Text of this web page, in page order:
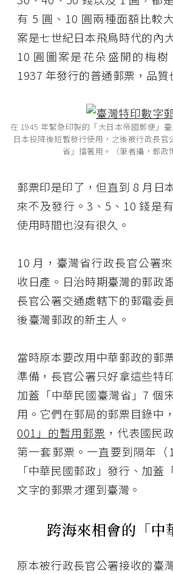
有 5 圓、10 圓兩種面額比較
案是七世紀日本飛鳥時代的內
10 圓圖案是花朵盛開的梅
1937 年發行的普通郵票，品質
在 1945 年緊急印製的「大日本帝國郵便」
日本投降後短暫發行使用，之後被行政長官
省」擋著用。（筆者攝，郵政
郵票印是印了，但直到 8 月日
來不及發行。3、5、10 錢是
使用時間也沒有很久。
10 月，臺灣省行政長官公署
收日產。日治時期臺灣的郵政
長官公署交通處轄下的郵電委
後臺灣郵政的新主人。
當時原本要改用中華郵政的郵
準備，長官公署只好拿這些特
加蓋「中華民國臺灣省」7 個
用。它們在郵局的郵票目錄中
001」的暫用郵票 ，代表國民
第一套郵票。一直要到隔年（
「中華民國郵政」發行、加蓋
文字的郵票才運到臺灣。
跨海來相會的「中
原本被行政長官公署接收的臺